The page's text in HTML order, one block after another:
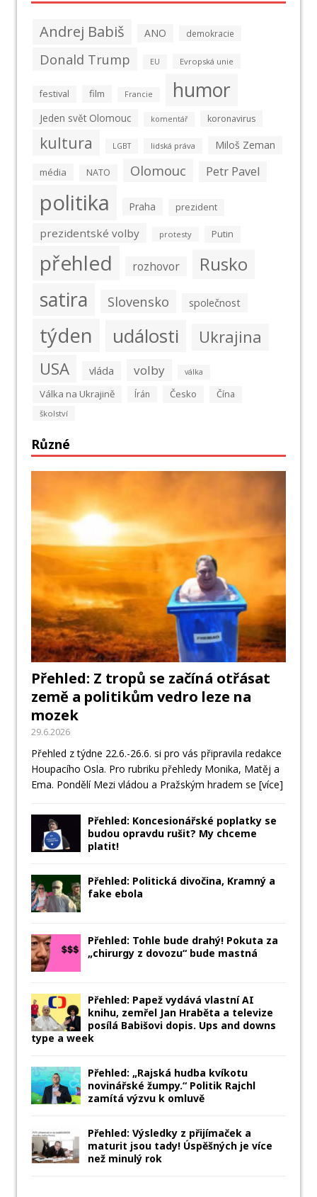
Andrej Babiš ANO demokracie
Donald Trump EU Evropská unie
festival film Francie humor
Jeden svět Olomouc komentář koronavirus
kultura LGBT lidská práva Miloš Zeman
média NATO Olomouc Petr Pavel
politika Praha prezident
prezidentské volby protesty Putin
přehled rozhovor Rusko
satira Slovensko společnost
týden události Ukrajina
USA vláda volby válka
Válka na Ukrajině Írán Česko Čína
školství
Různé
Přehled: Z tropů se začíná otřásat
země a politikům vedro leze na
mozek
29.6.2026
Přehled z týdne 22.6.-26.6. si pro vás připravila redakce
Houpacího Osla. Pro rubriku přehledy Monika, Matěj a
Ema. Pondělí Mezi vládou a Pražským hradem se [více]
Přehled: Koncesionářské poplatky se
budou opravdu rušit? My chceme
platit!
Přehled: Politická divočina, Kramný a
fake ebola
Přehled: Tohle bude drahý! Pokuta za
„chirurgy z dovozu“ bude mastná
Přehled: Papež vydává vlastní AI
knihu, zemřel Jan Hraběta a televize
posílá Babišovi dopis. Ups and downs
type a week
Přehled: „Rajská hudba kvíkotu
novinářské žumpy.“ Politik Rajchl
zamítá výzvu k omluvě
Přehled: Výsledky z přijímaček a
maturit jsou tady! Úspěšných je více
než minulý rok